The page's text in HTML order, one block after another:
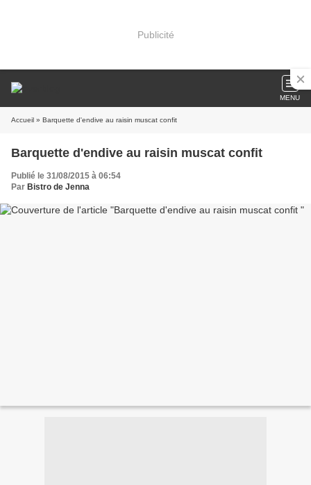
Publicité
MENU
Accueil » Barquette d'endive au raisin muscat confit
Barquette d'endive au raisin muscat confit
Publié le 31/08/2015 à 06:54
Par Bistro de Jenna